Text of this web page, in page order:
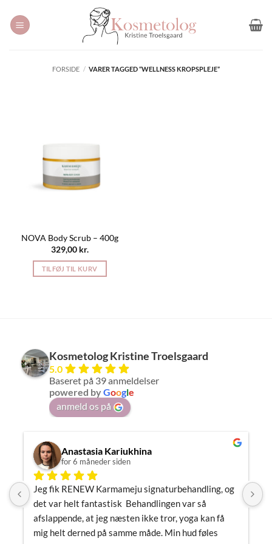
indhold
FORSIDE / VARER TAGGED “WELLNESS KROPSPLEJE”
NOVA Body Scrub – 400g
329,00 kr.
TILFØJ TIL KURV
Kosmetolog Kristine Troelsgaard
5.0
Baseret på 39 anmeldelser
powered byGoogle
anmeld os på
Anastasia Kariukhina
for 6 måneder siden
Jeg fik RENEW Karmameju signaturbehandling, og
det var helt fantastisk  Behandlingen var så
afslappende, at jeg næsten ikke tror, yoga kan få
mig helt derned på samme måde. Min hud føles